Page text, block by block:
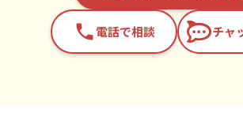
phone電話で相談 チャ